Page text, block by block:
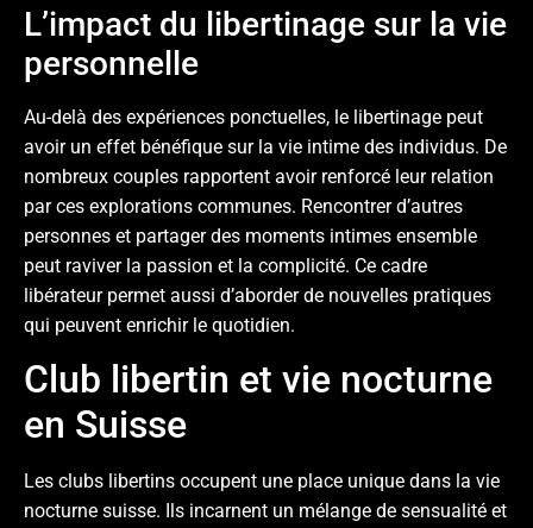
L’impact du libertinage sur la vie
personnelle
Au-delà des expériences ponctuelles, le libertinage peut
avoir un effet bénéfique sur la vie intime des individus. De
nombreux couples rapportent avoir renforcé leur relation
par ces explorations communes. Rencontrer d’autres
personnes et partager des moments intimes ensemble
peut raviver la passion et la complicité. Ce cadre
libérateur permet aussi d’aborder de nouvelles pratiques
qui peuvent enrichir le quotidien.
Club libertin et vie nocturne
en Suisse
Les clubs libertins occupent une place unique dans la vie
nocturne suisse. Ils incarnent un mélange de sensualité et